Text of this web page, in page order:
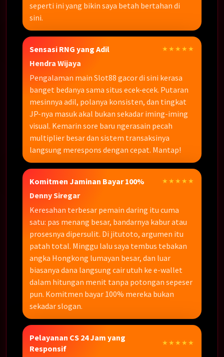
seperti ini yang bikin saya betah bertahan di
sini.
Sensasi RNG yang Adil ★★★★★
Hendra Wijaya
Pengalaman main Slot88 gacor di sini kerasa
banget bedanya sama situs ecek-ecek. Putaran
mesinnya adil, polanya konsisten, dan tingkat
JP-nya masuk akal bukan sekadar iming-iming
visual. Kemarin sore baru ngerasain pecah
multiplier besar dan sistem transaksinya
langsung merespons dengan cepat. Mantap!
Komitmen Jaminan Bayar 100% ★★★★★
Denny Siregar
Keresahan terbesar pemain daring itu cuma
satu: pas menang besar, bandarnya kabur atau
prosesnya dipersulit. Di jitutoto, argumen itu
patah total. Minggu lalu saya tembus tebakan
angka Hongkong lumayan besar, dan luar
biasanya dana langsung cair utuh ke e-wallet
dalam hitungan menit tanpa potongan sepeser
pun. Komitmen bayar 100% mereka bukan
sekadar slogan.
Pelayanan CS 24 Jam yang
Responsif
★★★★★